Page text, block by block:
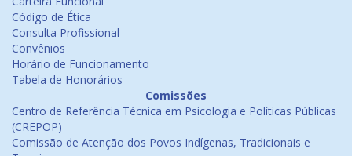
Código de Ética
Consulta Profissional
Convênios
Horário de Funcionamento
Tabela de Honorários
Comissões
Centro de Referência Técnica em Psicologia e Políticas Públicas
(CREPOP)
Comissão de Atenção dos Povos Indígenas, Tradicionais e